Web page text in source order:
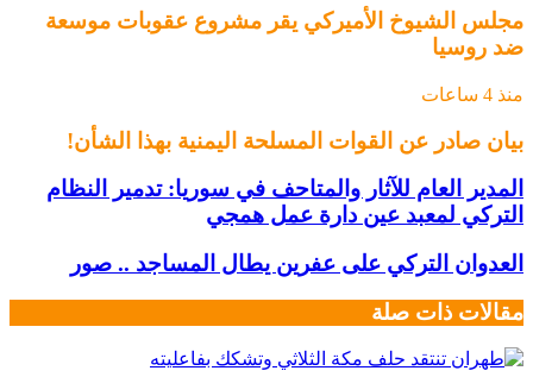
مجلس الشيوخ الأميركي يقر مشروع عقوبات موسعة
ضد روسيا
منذ 4 ساعات
بيان صادر عن القوات المسلحة اليمنية بهذا الشأن!
المدير العام للآثار والمتاحف في سوريا: تدمير النظام
التركي لمعبد عين دارة عمل همجي
العدوان التركي على عفرين يطال المساجد .. صور
مقالات ذات صلة